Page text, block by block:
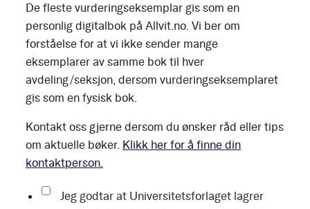
De fleste vurderingseksemplar gis som en
personlig digitalbok på Allvit.no. Vi ber om
forståelse for at vi ikke sender mange
eksemplarer av samme bok til hver
avdeling/seksjon, dersom vurderingseksemplaret
gis som en fysisk bok.
Kontakt oss gjerne dersom du ønsker råd eller tips
om aktuelle bøker. Klikk her for å finne din
kontaktperson.
Jeg godtar at Universitetsforlaget lagrer